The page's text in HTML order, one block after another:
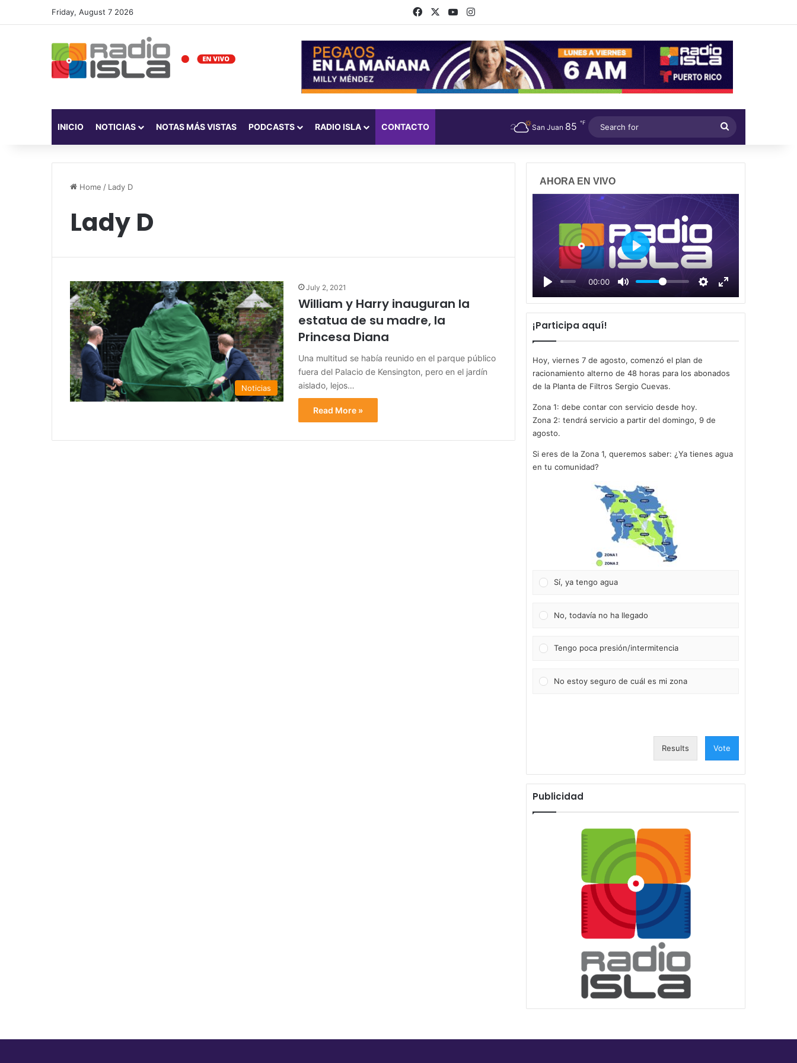
Friday, August 7 2026 FacebookYouTubeInstagram
INICIO NOTICIAS NOTAS MÁS VISTAS PODCASTS RADIO ISLA CONTACTO San Juan 85 ℉
for
Home / Lady D
Lady D
Noticias
July 2, 2021
William y Harry inauguran la
estatua de su madre, la
Princesa Diana
Una multitud se había reunido en el parque público
fuera del Palacio de Kensington, pero en el jardín
aislado, lejos…
Read More »
AHORA EN VIVO
00:00
P
l
a
y
¡Participa aquí!
Hoy, viernes 7 de agosto, comenzó el plan de
racionamiento alterno de 48 horas para los abonados
de la Planta de Filtros Sergio Cuevas.
Zona 1: debe contar con servicio desde hoy.
Zona 2: tendrá servicio a partir del domingo, 9 de
agosto.
Si eres de la Zona 1, queremos saber: ¿Ya tienes agua
en tu comunidad?
Sí, ya tengo agua
No, todavía no ha llegado
Tengo poca presión/intermitencia
No estoy seguro de cuál es mi zona
Results Vote
Publicidad